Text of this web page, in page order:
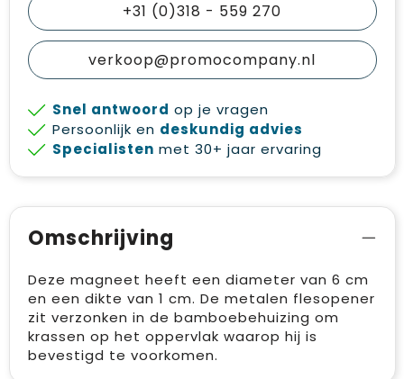
+31 (0)318 - 559 270
verkoop@promocompany.nl
Snel antwoord op je vragen
Persoonlijk en deskundig advies
Specialisten met 30+ jaar ervaring
Omschrijving
Deze magneet heeft een diameter van 6 cm
en een dikte van 1 cm. De metalen flesopener
zit verzonken in de bamboebehuizing om
krassen op het oppervlak waarop hij is
bevestigd te voorkomen.